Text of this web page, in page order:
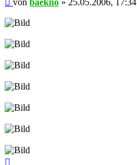
von baekno » 25.05.2006, 17:34